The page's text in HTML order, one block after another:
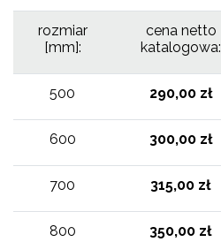
rozmiar
[mm]:
cena netto
katalogowa:
500 290,00 zł
600 300,00 zł
700 315,00 zł
800 350,00 zł